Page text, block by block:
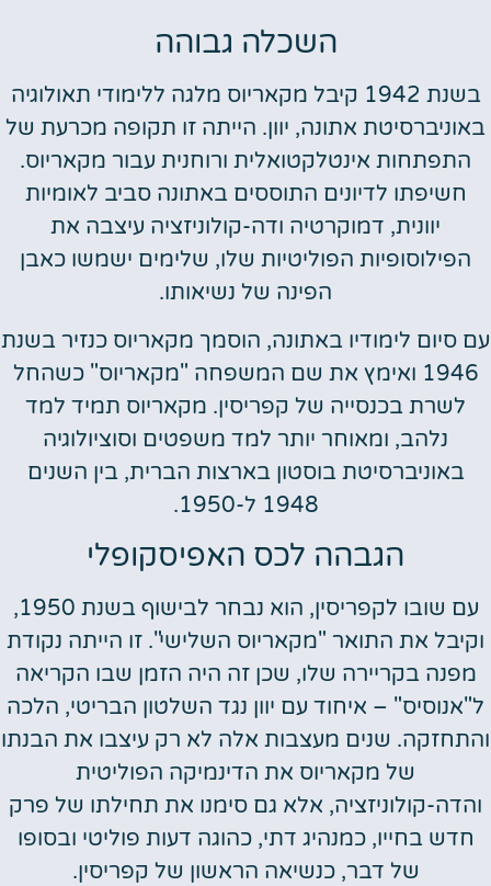
השכלה גבוהה
בשנת 1942 קיבל מקאריוס מלגה ללימודי תאולוגיה
באוניברסיטת אתונה, יוון. הייתה זו תקופה מכרעת של
התפתחות אינטלקטואלית ורוחנית עבור מקאריוס.
חשיפתו לדיונים התוססים באתונה סביב לאומיות
יוונית, דמוקרטיה ודה-קולוניזציה עיצבה את
הפילוסופיות הפוליטיות שלו, שלימים ישמשו כאבן
הפינה של נשיאותו.
עם סיום לימודיו באתונה, הוסמך מקאריוס כנזיר בשנת
1946 ואימץ את שם המשפחה "מקאריוס" כשהחל
לשרת בכנסייה של קפריסין. מקאריוס תמיד למד
נלהב, ומאוחר יותר למד משפטים וסוציולוגיה
באוניברסיטת בוסטון בארצות הברית, בין השנים
1948 ל-1950.
הגבהה לכס האפיסקופלי
עם שובו לקפריסין, הוא נבחר לבישוף בשנת 1950,
וקיבל את התואר "מקאריוס השלישי". זו הייתה נקודת
מפנה בקריירה שלו, שכן זה היה הזמן שבו הקריאה
ל"אנוסיס" – איחוד עם יוון נגד השלטון הבריטי, הלכה
והתחזקה. שנים מעצבות אלה לא רק עיצבו את הבנתו
של מקאריוס את הדינמיקה הפוליטית
והדה-קולוניזציה, אלא גם סימנו את תחילתו של פרק
חדש בחייו, כמנהיג דתי, כהוגה דעות פוליטי ובסופו
של דבר, כנשיאה הראשון של קפריסין.